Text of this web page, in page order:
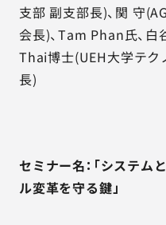
支部 副支部長)、関 守
会長)、Tam Phan氏、
Thai博士(UEH大学テク
長)
セミナー名：「システム
ル変革を守る鍵」